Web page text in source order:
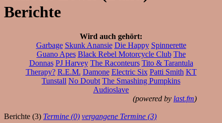
Berichte
Wird auch gehört:
Garbage Skunk Anansie Die Happy Spinnerette
Guano Apes Black Rebel Motorcycle Club The
Donnas PJ Harvey The Raconteurs Tito & Tarantula
Therapy? R.E.M. Damone Electric Six Patti Smith KT
Tunstall No Doubt The Smashing Pumpkins
Audioslave
(powered by last.fm)
Berichte (3) Termine (0) vergangene Termine (3)